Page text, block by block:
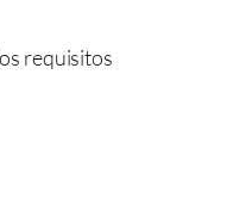
requisitos